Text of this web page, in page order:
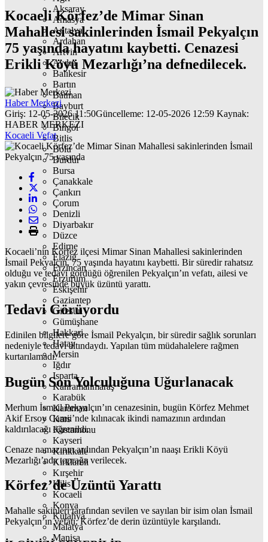
Aksaray
Amasya
Antalya
Ardahan
Artvin
Aydın
Balıkesir
Bartın
Batman
Bayburt
Bilecik
Bingöl
Bitlis
Bolu
Burdur
Bursa
Çanakkale
Çankırı
Çorum
Denizli
Diyarbakır
Düzce
Edirne
Elazığ
Erzincan
Erzurum
Eskişehir
Gaziantep
Giresun
Gümüşhane
Hakkari
Hatay
Mersin
Iğdır
Isparta
Kahramanmaraş
Karabük
Karaman
Kars
Kastamonu
Kayseri
Kırıkkale
Kırklareli
Kırşehir
Kilis
Kocaeli
Konya
Kütahya
Malatya
Manisa
Kocaeli Körfez’de Mimar Sinan
Mahallesi sakinlerinden İsmail Pekyalçın
75 yaşında hayatını kaybetti. Cenazesi
Erikli Köyü Mezarlığı’na defnedilecek.
Haber Merkezi
Giriş: 12-05-2026 11:50Güncelleme: 12-05-2026 12:59 Kaynak:
HABER MERKEZI
Kocaeli Vefat
Kocaeli’nin Körfez ilçesi Mimar Sinan Mahallesi sakinlerinden
İsmail Pekyalçın, 75 yaşında hayatını kaybetti. Bir süredir rahatsız
olduğu ve tedavi gördüğü öğrenilen Pekyalçın’ın vefatı, ailesi ve
yakın çevresinde büyük üzüntü yarattı.
Tedavi Görüyordu
Edinilen bilgilere göre İsmail Pekyalçın, bir süredir sağlık sorunları
nedeniyle tedavi altındaydı. Yapılan tüm müdahalelere rağmen
kurtarılamadı.
Bugün Son Yolculuğuna Uğurlanacak
Merhum İsmail Pekyalçın’ın cenazesinin, bugün Körfez Mehmet
Akif Ersoy Camii’nde kılınacak ikindi namazının ardından
kaldırılacağı öğrenildi.
Cenaze namazının ardından Pekyalçın’ın naaşı Erikli Köyü
Mezarlığı’nda toprağa verilecek.
Körfez’de Üzüntü Yarattı
Mahalle sakinleri tarafından sevilen ve sayılan bir isim olan İsmail
Pekyalçın’ın vefatı, Körfez’de derin üzüntüyle karşılandı.